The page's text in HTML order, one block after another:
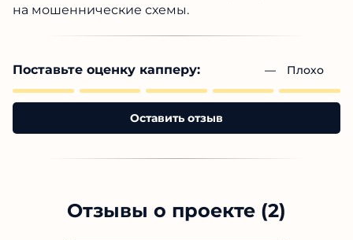
на мошеннические схемы.
Поставьте оценку капперу: — Плохо
Оставить отзыв
Отзывы о проекте (2)